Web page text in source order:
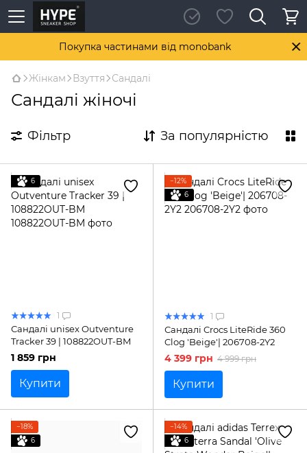
Покупка частинами від monobank
Жінкам Взуття Сандалі
Сандалі жіночі
Фільтр За популярністю
6
1
Сандалі unisex Outventure
Tracker 39 | 108822OUT-BM
1 859 грн
Купити
−12%
6
1
Сандалі Crocs LiteRide 360
Clog 'Beige'| 206708-2Y2
4 399 грн 4 999 грн
Купити
−18%
6
−14%
6